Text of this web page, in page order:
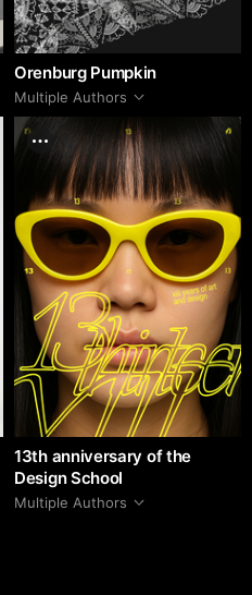
Orenburg Pumpkin
Multiple Authors
13th anniversary of the
Design School
Multiple Authors